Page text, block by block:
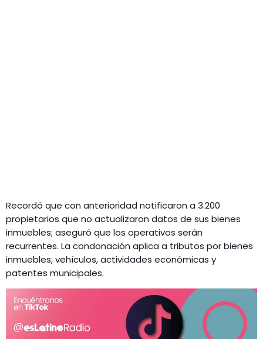
Recordó que con anterioridad notificaron a 3.200
propietarios que no actualizaron datos de sus bienes
inmuebles; aseguró que los operativos serán
recurrentes. La condonación aplica a tributos por bienes
inmuebles, vehículos, actividades económicas y
patentes municipales.